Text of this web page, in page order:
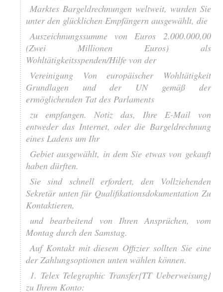
Marktes Bargeldrechnungen weltweit, wurden Sie
unter den glücklichen Empfängern ausgewählt, die
Auszeichnungssumme von Euros 2.000.000,00
(Zwei Millionen Euros) als
Wohltätigkeitsspenden/Hilfe von der
Vereinigung Von europäischer Wohltätigkeit
Grundlagen und der UN gemäß der
ermöglichenden Tat des Parlaments
zu empfangen. Notiz das, Ihre E-Mail von
entweder das Internet, oder die Bargeldrechnung
eines Ladens um Ihr
Gebiet ausgewählt, in dem Sie etwas von gekauft
haben dürften.
Sie sind schnell erfordert, den Vollziehenden
Sekretär unten für Qualifikationsdokumentation Zu
Kontaktieren,
und bearbeitend von Ihren Ansprüchen, vom
Montag durch den Samstag.
Auf Kontakt mit diesem Offizier sollten Sie eine
der Zahlungsoptionen unten wählen können.
1. Telex Telegraphic Transfer{TT Ueberweisung}
zu Ihrem Konto: